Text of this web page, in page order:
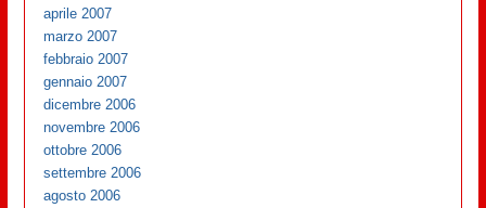
aprile 2007
marzo 2007
febbraio 2007
gennaio 2007
dicembre 2006
novembre 2006
ottobre 2006
settembre 2006
agosto 2006